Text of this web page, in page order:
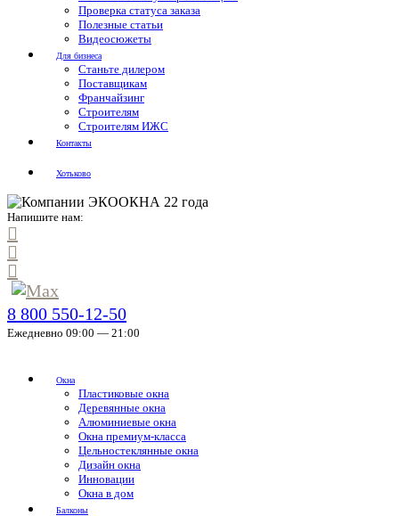
Проверка статуса заказа
Полезные статьи
Видеосюжеты
Для бизнеса
Станьте дилером
Поставщикам
Франчайзинг
Строителям
Строителям ИЖС
Контакты
Хотьково
Напишите нам:
8 800 550-12-50
Ежедневно 09:00 — 21:00
Окна
Пластиковые окна
Деревянные окна
Алюминиевые окна
Окна премиум-класса
Цельностеклянные окна
Дизайн окна
Инновации
Окна в дом
Балконы